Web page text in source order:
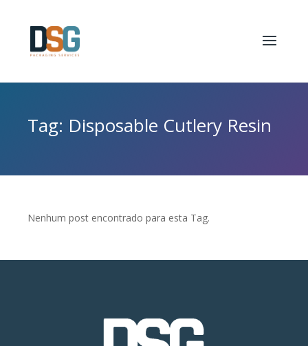
Tag: Disposable Cutlery Resin
Nenhum post encontrado para esta Tag.